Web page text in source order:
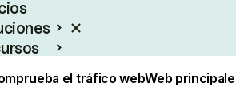
el tráfico webWeb